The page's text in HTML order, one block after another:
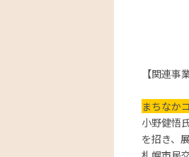
【関連
まちなか
小野健悟
を招き、